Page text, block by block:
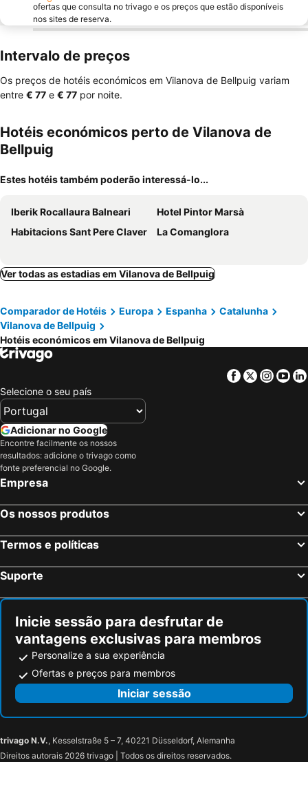
ofertas que consulta no trivago e os preços que estão disponíveis
nos sites de reserva.
Intervalo de preços
Os preços de hotéis económicos em Vilanova de Bellpuig variam
entre ‎€ 77 e ‎€ 77 por noite.
Hotéis económicos perto de Vilanova de
Bellpuig
Estes hotéis também poderão interessá-lo...
Iberik Rocallaura Balneari
Hotel Pintor Marsà
Habitacions Sant Pere Claver
La Comanglora
Ver todas as estadias em Vilanova de Bellpuig
Comparador de Hotéis Europa Espanha
Catalunha
Vilanova de Bellpuig
Hotéis económicos em Vilanova de Bellpuig
Facebook
Twitter
Selecione o seu país
Adicionar no Google
Encontre facilmente os nossos
resultados: adicione o trivago como
fonte preferencial no Google.
Empresa
Os nossos produtos
Termos e políticas
Suporte
Inicie sessão para desfrutar de
vantagens exclusivas para membros
Personalize a sua experiência
Ofertas e preços para membros
Iniciar sessão
trivago N.V., Kesselstraße 5 – 7, 40221 Düsseldorf, Alemanha
Direitos autorais 2026 trivago | Todos os direitos reservados.